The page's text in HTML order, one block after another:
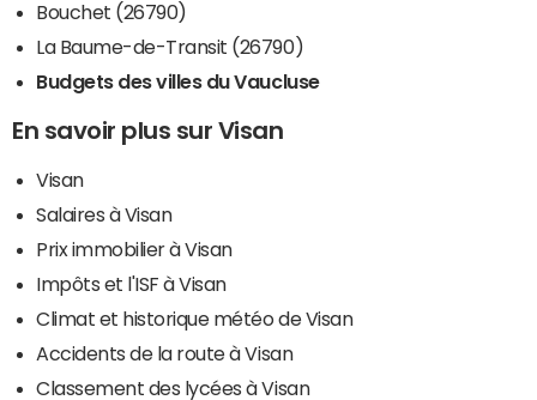
Bouchet (26790)
La Baume-de-Transit (26790)
Budgets des villes du Vaucluse
En savoir plus sur Visan
Visan
Salaires à Visan
Prix immobilier à Visan
Impôts et l'ISF à Visan
Climat et historique météo de Visan
Accidents de la route à Visan
Classement des lycées à Visan